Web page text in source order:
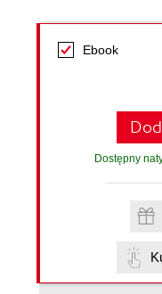
Ebook
Dostępny